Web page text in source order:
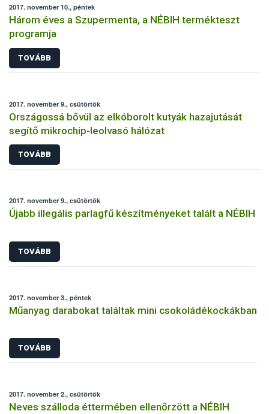
2017. november 10., péntek
Három éves a Szupermenta, a NÉBIH termékteszt
programja
TOVÁBB
2017. november 9., csütörtök
Országossá bővül az elkóborolt kutyák hazajutását
segítő mikrochip-leolvasó hálózat
TOVÁBB
2017. november 9., csütörtök
Újabb illegális parlagfű készítményeket talált a NÉBIH
TOVÁBB
2017. november 3., péntek
Műanyag darabokat találtak mini csokoládékockákban
TOVÁBB
2017. november 2., csütörtök
Neves szálloda éttermében ellenőrzött a NÉBIH